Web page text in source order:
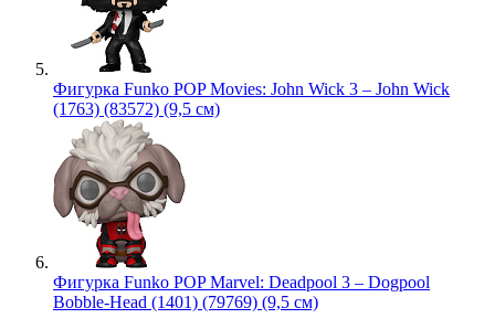
Фигурка Funko POP Movies: John Wick 3 – John Wick
(1763) (83572) (9,5 см)
Фигурка Funko POP Marvel: Deadpool 3 – Dogpool
Bobble-Head (1401) (79769) (9,5 см)